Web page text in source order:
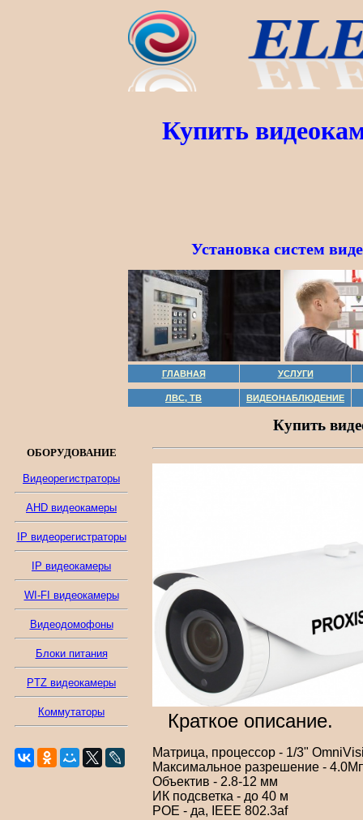
Купить
Установка систем
ГЛАВНАЯ УСЛУГИ
ЛВС, ТВ ВИДЕОНАБЛЮДЕНИЕ
ОБОРУДОВАНИЕ
Видеорегистраторы
AHD видеокамеры
IP видеорегистраторы
IP видеокамеры
WI-FI видеокамеры
Видеодомофоны
Блоки питания
PTZ видеокамеры
Коммутаторы
Купить
Краткое описание.
Матрица, процессор - 1/3"
Максимальное разрешение -
Объектив - 2.8-12 мм
ИК подсветка - до 40 м
POE - да, IEEE 802.3af